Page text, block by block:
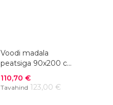
Voodi madala
peatsiga 90x200 cm,
mänd, värvivalik
Soodushind
110,70 €
Tavahind 123,00 €